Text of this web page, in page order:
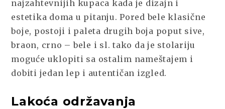
najzahtevnijih kupaca kada je dizajn i
estetika doma u pitanju.Pored bele klasične
boje, postoji i paleta drugih boja poput sive,
braon, crno – bele i sl. tako da je stolariju
moguće uklopiti sa ostalim nameštajem i
dobiti jedan lep i autentičan izgled.
Lakoća održavanja